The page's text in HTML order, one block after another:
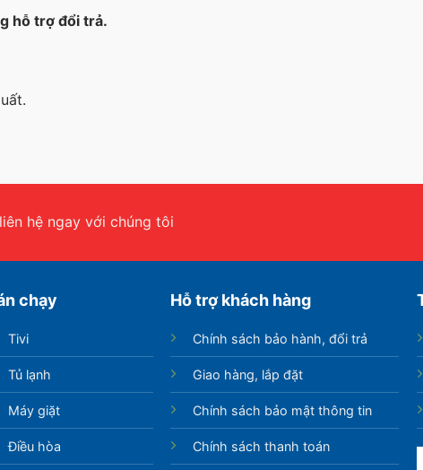
hỗ trợ đổi trả.
hệ ngay với chúng tôi
chạy
Tivi
Tủ lạnh
Máy giặt
Điều hòa
Hỗ trợ khách hàng
Chính sách bảo hành, đổi trả
Giao hàng, lắp đặt
Chính sách bảo mật thông tin
Chính sách thanh toán